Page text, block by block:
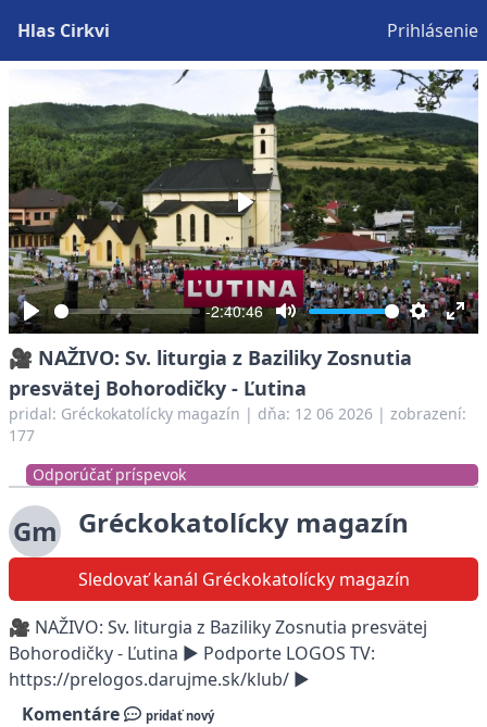
Hlas Cirkvi Prihlásenie
Play
-2:40:46
Mute Settings
Play
🎥 NAŽIVO: Sv. liturgia z Baziliky Zosnutia
presvätej Bohorodičky - Ľutina
pridal: Gréckokatolícky magazín | dňa: 12 06 2026 | zobrazení:
177
Odporúčať príspevok
Gm Gréckokatolícky magazín
Sledovať kanál Gréckokatolícky magazín
🎥 NAŽIVO: Sv. liturgia z Baziliky Zosnutia presvätej
Bohorodičky - Ľutina ► Podporte LOGOS TV:
https://prelogos.darujme.sk/klub/ ►
Komentáre
pridať nový